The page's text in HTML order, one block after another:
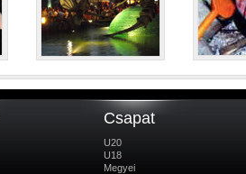
Csapat
U20
U18
Megyei